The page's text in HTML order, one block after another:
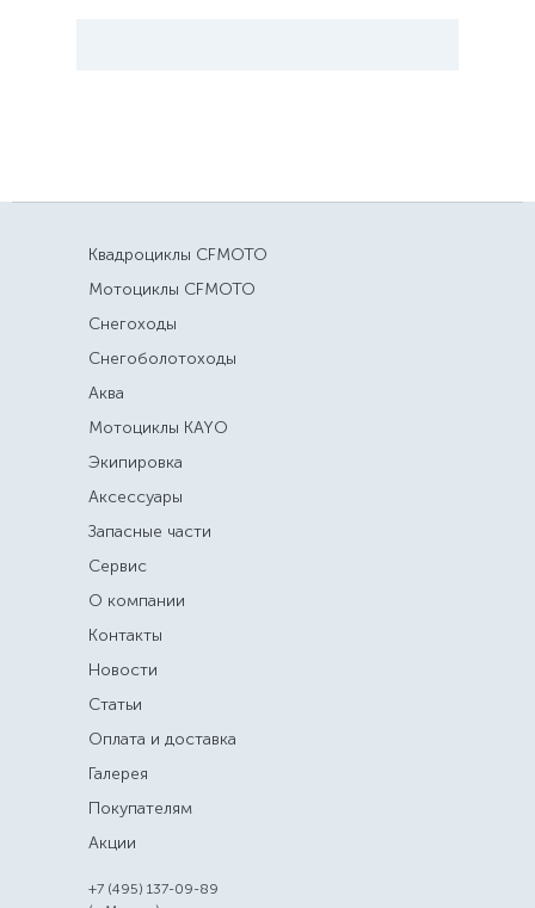
Квадроциклы CFMOTO
Мотоциклы CFMOTO
Снегоходы
Снегоболотоходы
Аква
Мотоциклы KAYO
Экипировка
Аксессуары
Запасные части
Сервис
О компании
Контакты
Новости
Статьи
Оплата и доставка
Галерея
Покупателям
Акции
+7 (495) 137-09-89